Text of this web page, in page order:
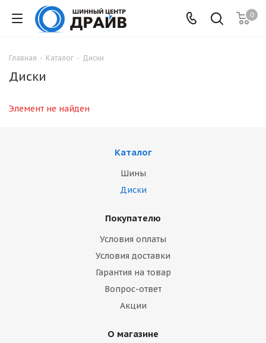
0
Главная - Каталог - Диски
Диски
Элемент не найден
Каталог
Шины
Диски
Покупателю
Условия оплаты
Условия доставки
Гарантия на товар
Вопрос-ответ
Акции
О магазине